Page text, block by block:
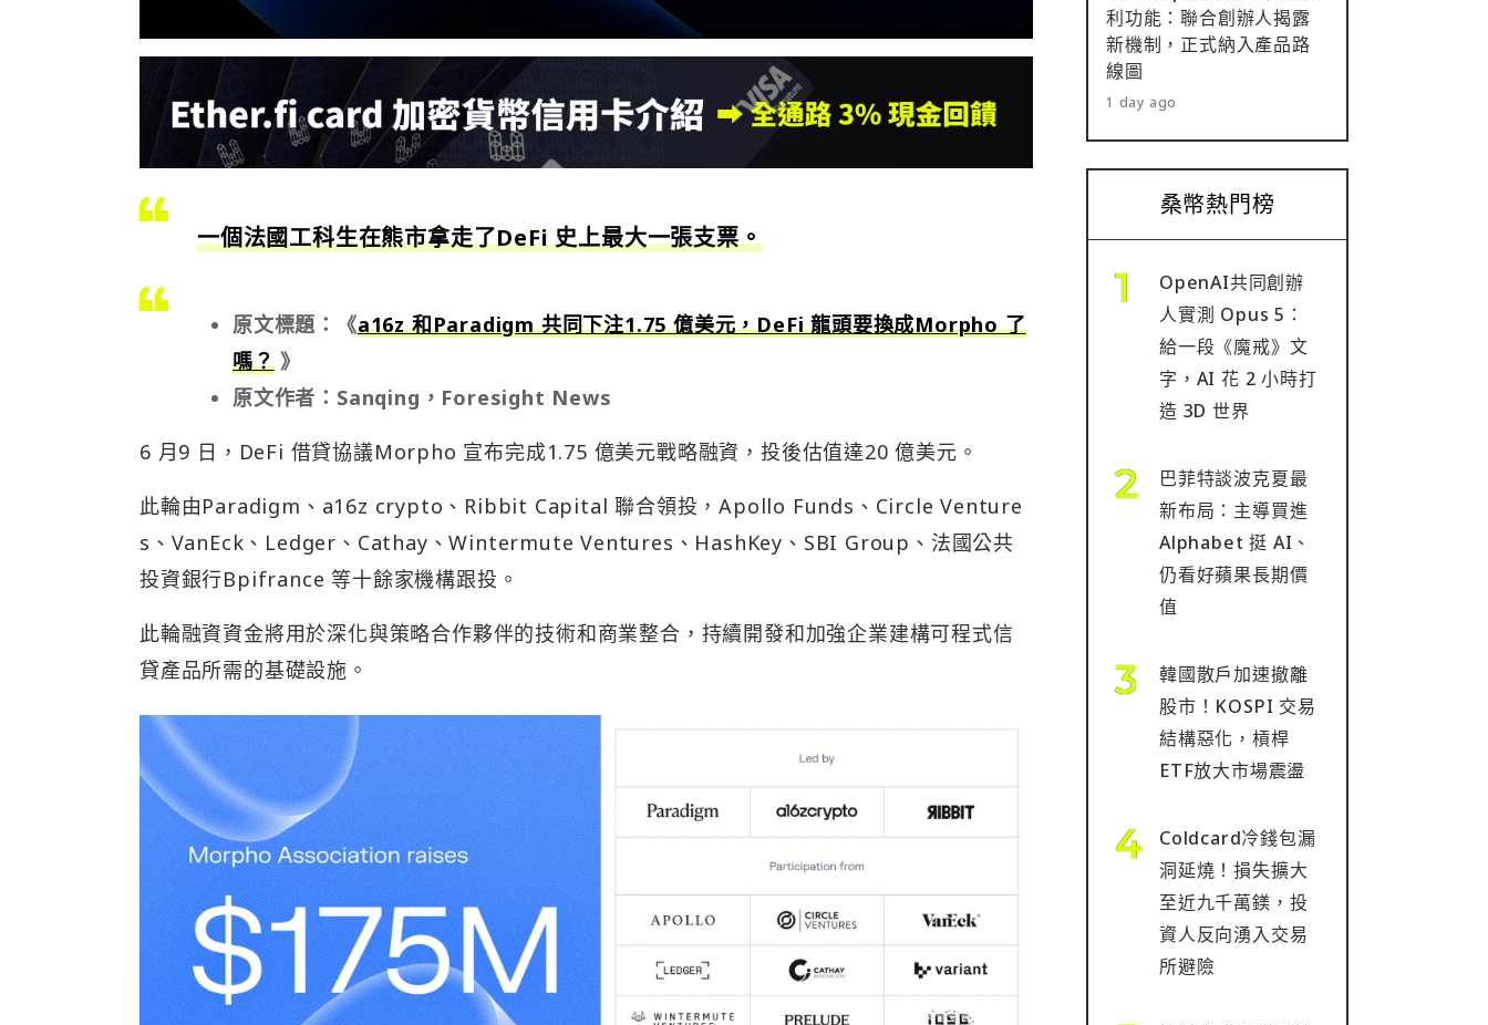
一個法國工科生在熊市拿走了DeFi 史上最大一張支票。
原文標題：《a16z 和Paradigm 共同下注1.75 億美元，DeFi 龍頭要換成Morpho 了
嗎？》
原文作者：Sanqing，Foresight News
6 月9 日，DeFi 借貸協議Morpho 宣布完成1.75 億美元戰略融資，投後估值達20 億美元。
此輪由Paradigm、a16z crypto、Ribbit Capital 聯合領投，Apollo Funds、Circle Venture
s、VanEck、Ledger、Cathay、Wintermute Ventures、HashKey、SBI Group、法國公共
投資銀行Bpifrance 等十餘家機構跟投。
此輪融資資金將用於深化與策略合作夥伴的技術和商業整合，持續開發和加強企業建構可程式信
貸產品所需的基礎設施。
利功能：聯合創辦人揭露
新機制，正式納入產品路
線圖
1 day ago
桑幣熱門榜
OpenAI共同創辦
人實測 Opus 5：
給一段《魔戒》文
字，AI 花 2 小時打
造 3D 世界
巴菲特談波克夏最
新布局：主導買進
Alphabet 挺 AI、
仍看好蘋果長期價
值
韓國散戶加速撤離
股市！KOSPI 交易
結構惡化，槓桿
ETF放大市場震盪
Coldcard冷錢包漏
洞延燒！損失擴大
至近九千萬鎂，投
資人反向湧入交易
所避險